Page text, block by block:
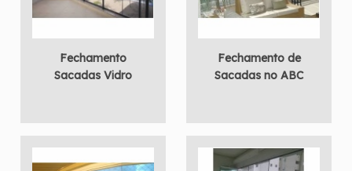
Fechamento
Sacadas Vidro
Fechamento de
Sacadas no ABC